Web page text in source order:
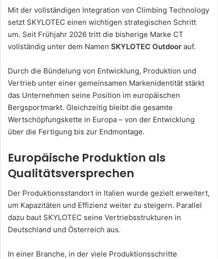
Mit der vollständigen Integration von Climbing Technology
setzt SKYLOTEC einen wichtigen strategischen Schritt
um. Seit Frühjahr 2026 tritt die bisherige Marke CT
vollständig unter dem Namen SKYLOTEC Outdoor auf.
Durch die Bündelung von Entwicklung, Produktion und
Vertrieb unter einer gemeinsamen Markenidentität stärkt
das Unternehmen seine Position im europäischen
Bergsportmarkt. Gleichzeitig bleibt die gesamte
Wertschöpfungskette in Europa – von der Entwicklung
über die Fertigung bis zur Endmontage.
Europäische Produktion als
Qualitätsversprechen
Der Produktionsstandort in Italien wurde gezielt erweitert,
um Kapazitäten und Effizienz weiter zu steigern. Parallel
dazu baut SKYLOTEC seine Vertriebsstrukturen in
Deutschland und Österreich aus.
In einer Branche, in der viele Produktionsschritte